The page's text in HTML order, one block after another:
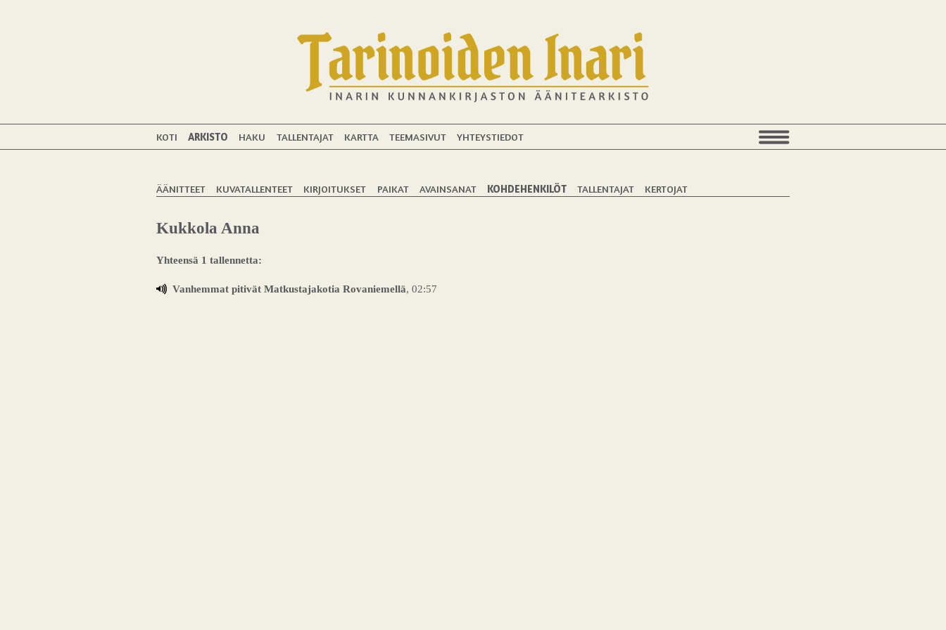
KOTI ARKISTO HAKU TALLENTAJAT KARTTA TEEMASIVUT YHTEYSTIEDOT
ÄÄNITTEET KUVATALLENTEET KIRJOITUKSET PAIKAT AVAINSANAT KOHDEHENKILÖT TALLENTAJAT KERTOJAT
Kukkola Anna
Yhteensä 1 tallennetta:
Vanhemmat pitivät Matkustajakotia Rovaniemellä, 02:57